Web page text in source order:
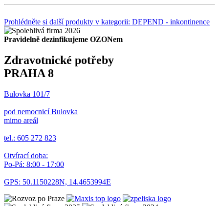
Prohlédněte si další produkty v kategorii: DEPEND - inkontinence
Pravidelně dezinfikujeme OZONem
Zdravotnické potřeby
PRAHA 8
Bulovka 101/7
pod nemocnicí Bulovka
mimo areál
tel.: 605 272 823
Otvírací doba:
Po-Pá: 8:00 - 17:00
GPS: 50.1150228N, 14.4653994E